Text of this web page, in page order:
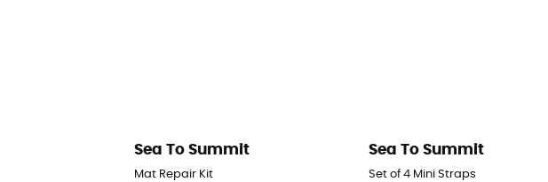
Sea To Summit
Mat Repair Kit
Sea To Summit
Set of 4 Mini Straps